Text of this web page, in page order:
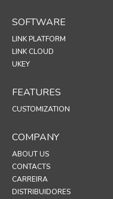
SOFTWARE
LINK PLATFORM
LINK CLOUD
UKEY
FEATURES
CUSTOMIZATION
COMPANY
ABOUT US
CONTACTS
CARREIRA
DISTRIBUIDORES